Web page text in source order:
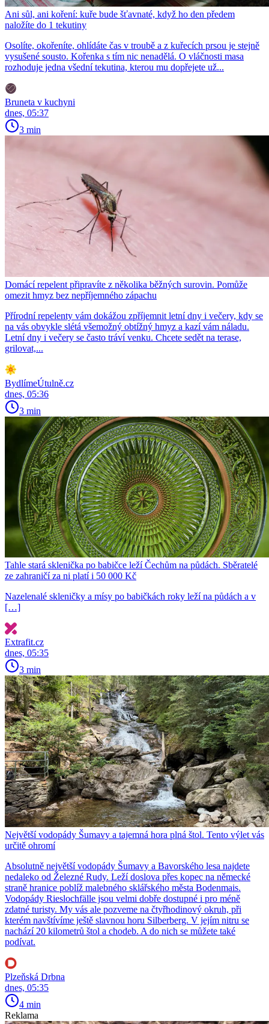
Ani sůl, ani koření: kuře bude šťavnaté, když ho den předem
naložíte do 1 tekutiny
Osolíte, okořeníte, ohlídáte čas v troubě a z kuřecích prsou je stejně
vysušené sousto. Kořenka s tím nic nenadělá. O vláčnosti masa
rozhoduje jedna všední tekutina, kterou mu dopřejete už...
Bruneta v kuchyni
dnes, 05:37
3 min
Domácí repelent připravíte z několika běžných surovin. Pomůže
omezit hmyz bez nepříjemného zápachu
Přírodní repelenty vám dokážou zpříjemnit letní dny i večery, kdy se
na vás obvykle slétá všemožný obtížný hmyz a kazí vám náladu.
Letní dny i večery se často tráví venku. Chcete sedět na terase,
grilovat,...
BydlímeÚtulně.cz
dnes, 05:36
3 min
Tahle stará sklenička po babičce leží Čechům na půdách. Sběratelé
ze zahraničí za ni platí i 50 000 Kč
Nazelenalé skleničky a mísy po babičkách roky leží na půdách a v
[…]
Extrafit.cz
dnes, 05:35
3 min
Největší vodopády Šumavy a tajemná hora plná štol. Tento výlet vás
určitě ohromí
Absolutně největší vodopády Šumavy a Bavorského lesa najdete
nedaleko od Železné Rudy. Leží doslova přes kopec na německé
straně hranice poblíž malebného sklářského města Bodenmais.
Vodopády Rieslochfälle jsou velmi dobře dostupné i pro méně
zdatné turisty. My vás ale pozveme na čtyřhodinový okruh, při
kterém navštívíme ještě slavnou horu Silberberg. V jejím nitru se
nachází 20 kilometrů štol a chodeb. A do nich se můžete také
podívat.
Plzeňská Drbna
dnes, 05:35
4 min
Reklama